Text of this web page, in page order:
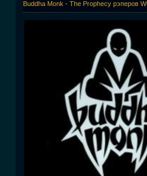
Buddha Monk - The Prophecy рэперов